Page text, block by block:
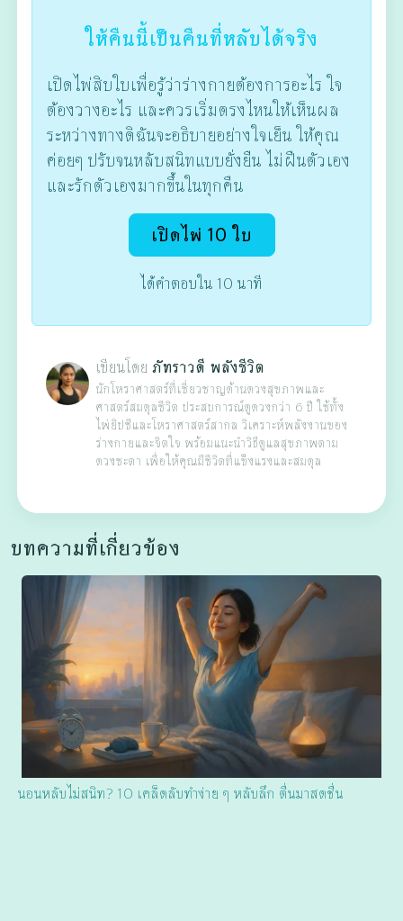
ให้คืนนี้เป็นคืนที่หลับได้จริง
เปิดไพ่สิบใบเพื่อรู้ว่าร่างกายต้องการอะไร ใจ
ต้องวางอะไร และควรเริ่มตรงไหนให้เห็นผล
ระหว่างทางดิฉันจะอธิบายอย่างใจเย็น ให้คุณ
ค่อยๆ ปรับจนหลับสนิทแบบยั่งยืน ไม่ฝืนตัวเอง
และรักตัวเองมากขึ้นในทุกคืน
เปิดไพ่ 10 ใบ
ได้คำตอบใน 10 นาที
เขียนโดย ภัทราวดี พลังชีวิต
นักโหราศาสตร์ที่เชี่ยวชาญด้านดวงสุขภาพและ
ศาสตร์สมดุลชีวิต ประสบการณ์ดูดวงกว่า 6 ปี ใช้ทั้ง
ไพ่ยิปซีและโหราศาสตร์สากล วิเคราะห์พลังงานของ
ร่างกายและจิตใจ พร้อมแนะนำวิธีดูแลสุขภาพตาม
ดวงชะตา เพื่อให้คุณมีชีวิตที่แข็งแรงและสมดุล
บทความที่เกี่ยวข้อง
นอนหลับไม่สนิท? 10 เคล็ดลับทำง่าย ๆ หลับลึก ตื่นมาสดชื่น